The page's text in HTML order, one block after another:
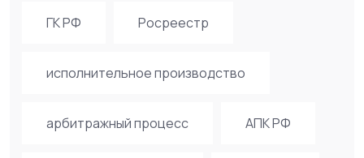
ГК РФ Росреестр
исполнительное производство
арбитражный процесс АПК РФ